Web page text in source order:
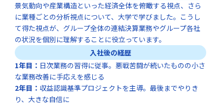
景気動向や産業構造といった経済全体を俯瞰する視点、さら
に業種ごとの分析視点について、大学で学びました。こうし
て得た視点が、グループ全体の連結決算業務やグループ各社
の状況を個別に理解することに役立っています。
入社後の経歴
1年目： 日次業務の習得に従事。悪戦苦闘が続いたものの小さ
な業務改善に手応えを感じる
2年目： 収益認識基準プロジェクトを主導。最後までやりき
り、大きな自信に